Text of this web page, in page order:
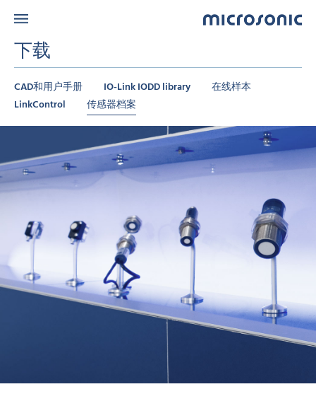
下载
CAD和用户手册 IO-Link IODD library
在线样本
LinkControl
传感器档案